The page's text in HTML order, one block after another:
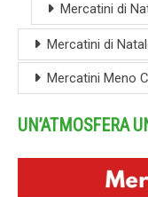
Mercatini di
Mercatini di
Mercatini Meno
UN’ATMOSFERA